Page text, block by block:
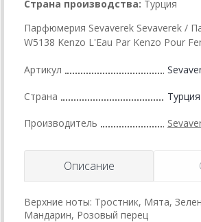
Страна производства: Турция
Парфюмерия Sevaverek Sevaverek /
W5138 Kenzo L'Eau Par Kenzo Pour
Артикул
Страна Турция
Производитель
Описание
Верхние ноты: Тростник, Мята,
Мандарин, Розовый перец